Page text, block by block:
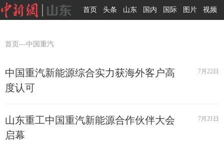
首页 头条 山东 国内 国际 图片 视频
首页 —中国重汽
中国重汽新能源综合实力获海外客户高
度认可
7月22日
山东重工中国重汽新能源合作伙伴大会
启幕
7月21日